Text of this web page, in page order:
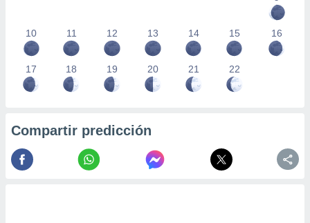
10 11 12 13 14 15 16
17 18 19 20 21 22
Compartir predicción